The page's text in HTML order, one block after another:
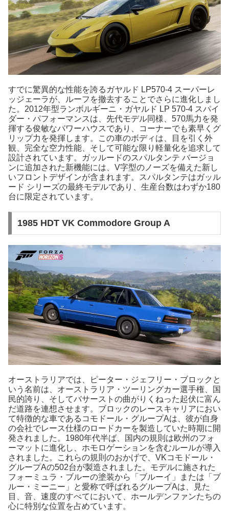
すでに驚異的な性能を誇るガヤルド LP570-4 スーパーレ
ッジェーラが、ルーフを撤去することでさらに進化しまし
た。2012年型ランボルギーニ・ガヤルド LP 570-4 スパイ
ダー・パフォーマンスは、先代モデル同様、570馬力を発
揮する俊敏なパワーハウスであり、コーナーでも素早くグ
リップ力を発揮します。この車のボディは、目を引く外
観、完全な空力性能、そして可能な限り軽量化を追求して
設計されています。ガッルードのスパルタンテ バージョ
ンに追加された新機能には、V字型のノーズを備えた新し
いフロントデザインが含まれます。スパルタンテはガッル
ード シリーズの最終モデルであり、生産台数はわずか180
台に限定されています。
1985 HDT VK Commodore Group A
オーストラリアでは、ピーター・ジェフリー・ブロックと
いう名前は、オーストラリア・ツーリングカー選手権、国
民的誇り、そしてバサーストの曲がりくねった起伏に富ん
だ道路を連想させます。ブロックのレースキャリアにおい
て特徴的な車であるコモドール・グループAは、彼が自身
の会社でレース仕様のロードカーを製造していた時期に開
発されました。1980年代半ば、国内の規則は欧州のフォ
ーマットに進化し、ホモロゲーションを含むルールが導入
されました。これらの規則のおかげで、VKコモドール・
グループAの502台が製造されました。モデルに施された
フォーミュラ・ブルーの塗装から「ブルーイ」または「ブ
ルー・ミーニー」と愛称で呼ばれるグループAは、見た
目、音、速度のすべてにおいて、ホールデンファンたちの
心に特別な位置を占めています。